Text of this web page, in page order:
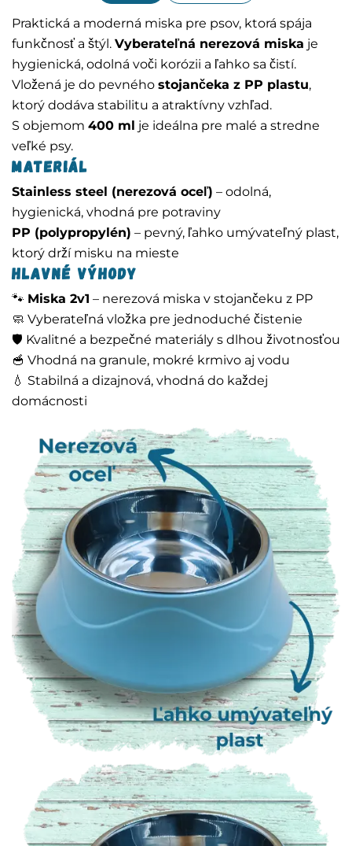
Praktická a moderná miska pre psov, ktorá spája
funkčnosť a štýl. Vyberateľná nerezová miska je
hygienická, odolná voči korózii a ľahko sa čistí.
Vložená je do pevného stojančeka z PP plastu,
ktorý dodáva stabilitu a atraktívny vzhľad.
S objemom 400 ml je ideálna pre malé a stredne
veľké psy.
Materiál
Stainless steel (nerezová oceľ) – odolná,
hygienická, vhodná pre potraviny
PP (polypropylén) – pevný, ľahko umývateľný plast,
ktorý drží misku na mieste
Hlavné výhody
🐾 Miska 2v1 – nerezová miska v stojančeku z PP
🧼 Vyberateľná vložka pre jednoduché čistenie
🛡️ Kvalitné a bezpečné materiály s dlhou životnosťou
🥣 Vhodná na granule, mokré krmivo aj vodu
💧 Stabilná a dizajnová, vhodná do každej
domácnosti